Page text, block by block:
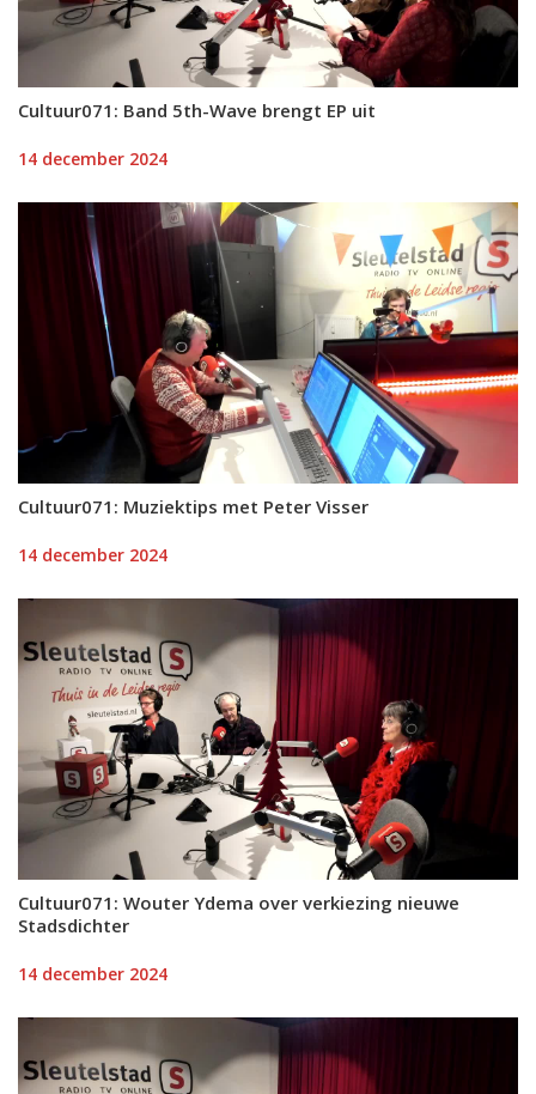
Cultuur071: Band 5th-Wave brengt EP uit
14 december 2024
Cultuur071: Muziektips met Peter Visser
14 december 2024
Cultuur071: Wouter Ydema over verkiezing nieuwe
Stadsdichter
14 december 2024